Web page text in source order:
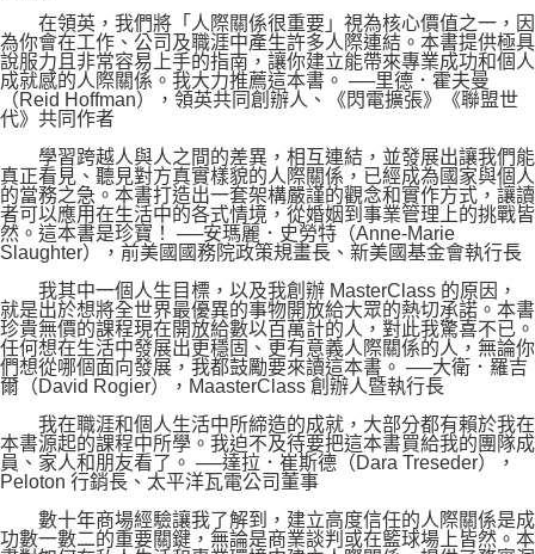
在領英，我們將「人際關係很重要」視為核心價值之一，因
為你會在工作、公司及職涯中產生許多人際連結。本書提供極具
說服力且非常容易上手的指南，讓你建立能帶來專業成功和個人
成就感的人際關係。我大力推薦這本書。 ──里德．霍夫曼
（Reid Hoffman），領英共同創辦人、《閃電擴張》《聯盟世
代》共同作者
學習跨越人與人之間的差異，相互連結，並發展出讓我們能
真正看見、聽見對方真實樣貌的人際關係，已經成為國家與個人
的當務之急。本書打造出一套架構嚴謹的觀念和實作方式，讓讀
者可以應用在生活中的各式情境，從婚姻到事業管理上的挑戰皆
然。這本書是珍寶！ ──安瑪麗．史勞特（Anne-Marie
Slaughter），前美國國務院政策規畫長、新美國基金會執行長
我其中一個人生目標，以及我創辦 MasterClass 的原因，
就是出於想將全世界最優異的事物開放給大眾的熱切承諾。本書
珍貴無價的課程現在開放給數以百萬計的人，對此我驚喜不已。
任何想在生活中發展出更穩固、更有意義人際關係的人，無論你
們想從哪個面向發展，我都鼓勵要來讀這本書。 ──大衛．羅吉
爾（David Rogier），MaasterClass 創辦人暨執行長
我在職涯和個人生活中所締造的成就，大部分都有賴於我在
本書源起的課程中所學。我迫不及待要把這本書買給我的團隊成
員、家人和朋友看了。 ──達拉．崔斯德（Dara Treseder），
Peloton 行銷長、太平洋瓦電公司董事
數十年商場經驗讓我了解到，建立高度信任的人際關係是成
功數一數二的重要關鍵，無論是商業談判或在籃球場上皆然。本